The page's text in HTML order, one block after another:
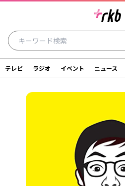
テレビ ラジオ
アナウンサー
ショッピング
テレビ ラジオ イベント ニュース